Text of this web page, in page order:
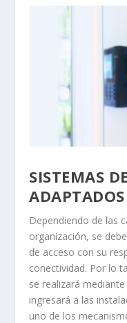
SISTEMAS
Dependiendo de las
organización, se
de acceso con su
conectividad. Por lo
se realizará
ingresará a las
uno de los